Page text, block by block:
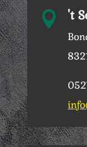
 't